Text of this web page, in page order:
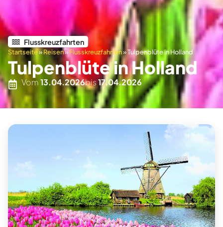
Flusskreuzfahrten
Startseite»Reisen»Flusskreuzfahrten»Tulpenblüte in Holland
Tulpenblüte in Holland
Vom13.04.2026bis17.04.2026